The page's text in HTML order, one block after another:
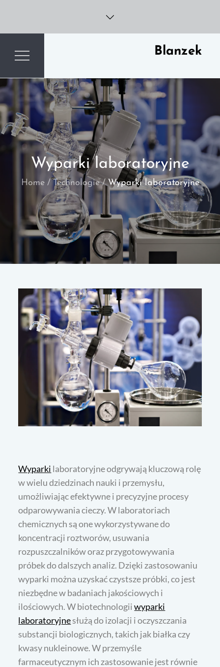
content
Blanzek
Wyparki laboratoryjne
Home Technologie Wyparki laboratoryjne
Wyparki laboratoryjne odgrywają kluczową rolę
w wielu dziedzinach nauki i przemysłu,
umożliwiając efektywne i precyzyjne procesy
odparowywania cieczy. W laboratoriach
chemicznych są one wykorzystywane do
koncentracji roztworów, usuwania
rozpuszczalników oraz przygotowywania
próbek do dalszych analiz. Dzięki zastosowaniu
wyparki można uzyskać czystsze próbki, co jest
niezbędne w badaniach jakościowych i
ilościowych. W biotechnologiiwyparki
laboratoryjnesłużą do izolacji i oczyszczania
substancji biologicznych, takich jak białka czy
kwasy nukleinowe. W przemyśle
farmaceutycznym ich zastosowanie jest równie